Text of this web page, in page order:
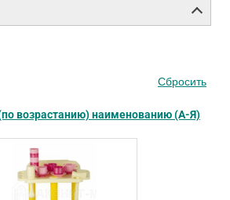
возрастанию)наименованию (А-Я)